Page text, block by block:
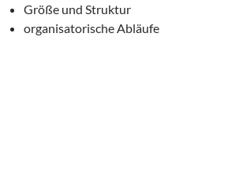
Größe und Struktur
organisatorische Abläufe